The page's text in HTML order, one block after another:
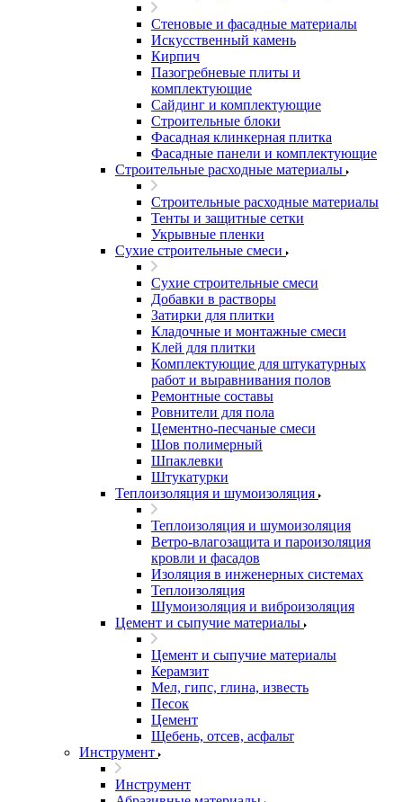
Стеновые и фасадные материалы
Искусственный камень
Кирпич
Пазогребневые плиты и
комплектующие
Сайдинг и комплектующие
Строительные блоки
Фасадная клинкерная плитка
Фасадные панели и комплектующие
Строительные расходные материалы
Строительные расходные материалы
Тенты и защитные сетки
Укрывные пленки
Сухие строительные смеси
Сухие строительные смеси
Добавки в растворы
Затирки для плитки
Кладочные и монтажные смеси
Клей для плитки
Комплектующие для штукатурных
работ и выравнивания полов
Ремонтные составы
Ровнители для пола
Цементно-песчаные смеси
Шов полимерный
Шпаклевки
Штукатурки
Теплоизоляция и шумоизоляция
Теплоизоляция и шумоизоляция
Ветро-влагозащита и пароизоляция
кровли и фасадов
Изоляция в инженерных системах
Теплоизоляция
Шумоизоляция и виброизоляция
Цемент и сыпучие материалы
Цемент и сыпучие материалы
Керамзит
Мел, гипс, глина, известь
Песок
Цемент
Щебень, отсев, асфальт
Инструмент
Инструмент